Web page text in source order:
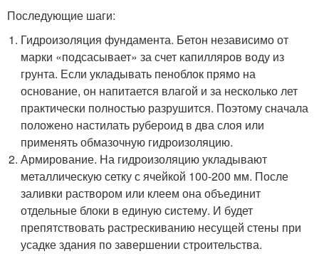
Последующие шаги:
Гидроизоляция фундамента. Бетон независимо от
марки «подсасывает» за счет капилляров воду из
грунта. Если укладывать пеноблок прямо на
основание, он напитается влагой и за несколько лет
практически полностью разрушится. Поэтому сначала
положено настилать рубероид в два слоя или
применять обмазочную гидроизоляцию.
Армирование. На гидроизоляцию укладывают
металлическую сетку с ячейкой 100-200 мм. После
заливки раствором или клеем она объединит
отдельные блоки в единую систему. И будет
препятствовать растрескиванию несущей стены при
усадке здания по завершении строительства.